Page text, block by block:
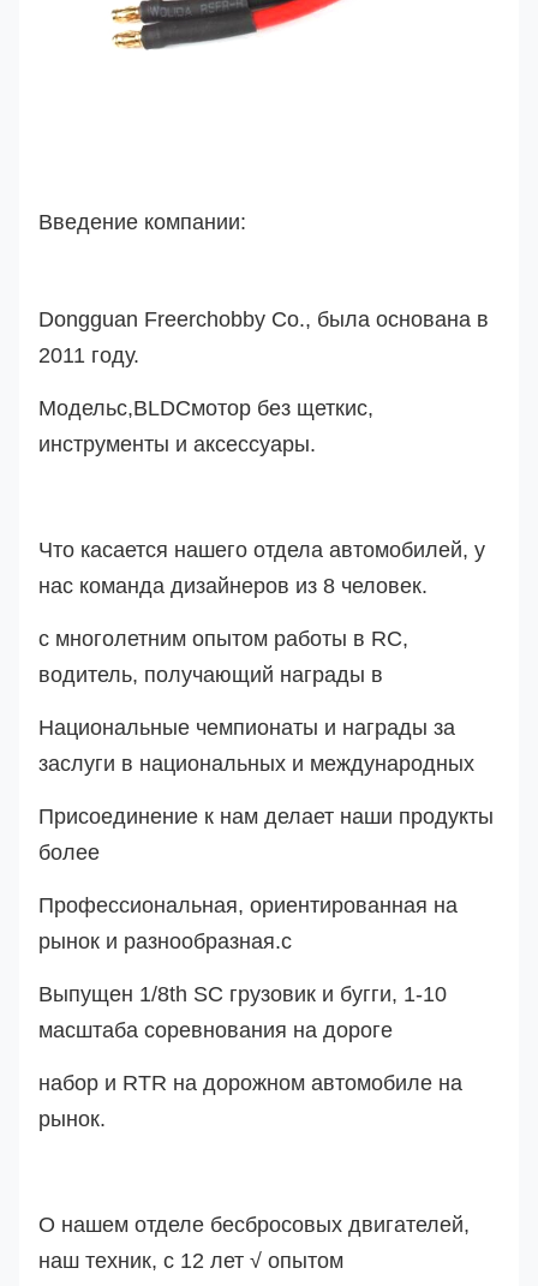
Введение компании:
Dongguan Freerchobby Co., была основана в
2011 году.
Модельс,BLDCмотор без щеткис,
инструменты и аксессуары.
Что касается нашего отдела автомобилей, у
нас команда дизайнеров из 8 человек.
с многолетним опытом работы в RC,
водитель, получающий награды в
Национальные чемпионаты и награды за
заслуги в национальных и международных
Присоединение к нам делает наши продукты
более
Профессиональная, ориентированная на
рынок и разнообразная.с
Выпущен 1/8th SC грузовик и бугги, 1-10
масштаба соревнования на дороге
набор и RTR на дорожном автомобиле на
рынок.
О нашем отделе бесбросовых двигателей,
наш техник, с 12 лет √ опытом